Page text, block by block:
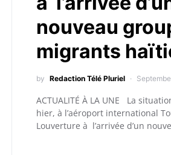
nouveau
migrants
by Redaction Télé Pluriel
ACTUALITÉ À LA UNE La
hier, à l’aéroport international
Louverture à l’arrivée d’un